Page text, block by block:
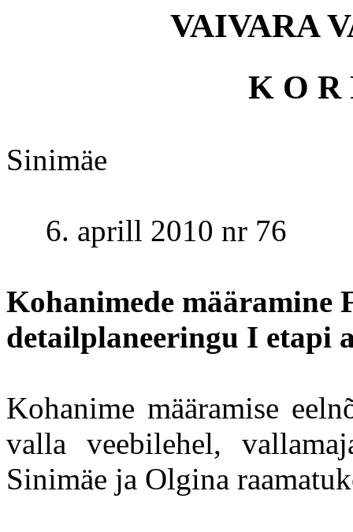
VAIVARA
K O R
Sinimäe
6. aprill 2010 nr 76
Kohanimede määramine
detailplaneeringu I etapi
Kohanime määramise
valla veebilehel,
Sinimäe ja Olgina